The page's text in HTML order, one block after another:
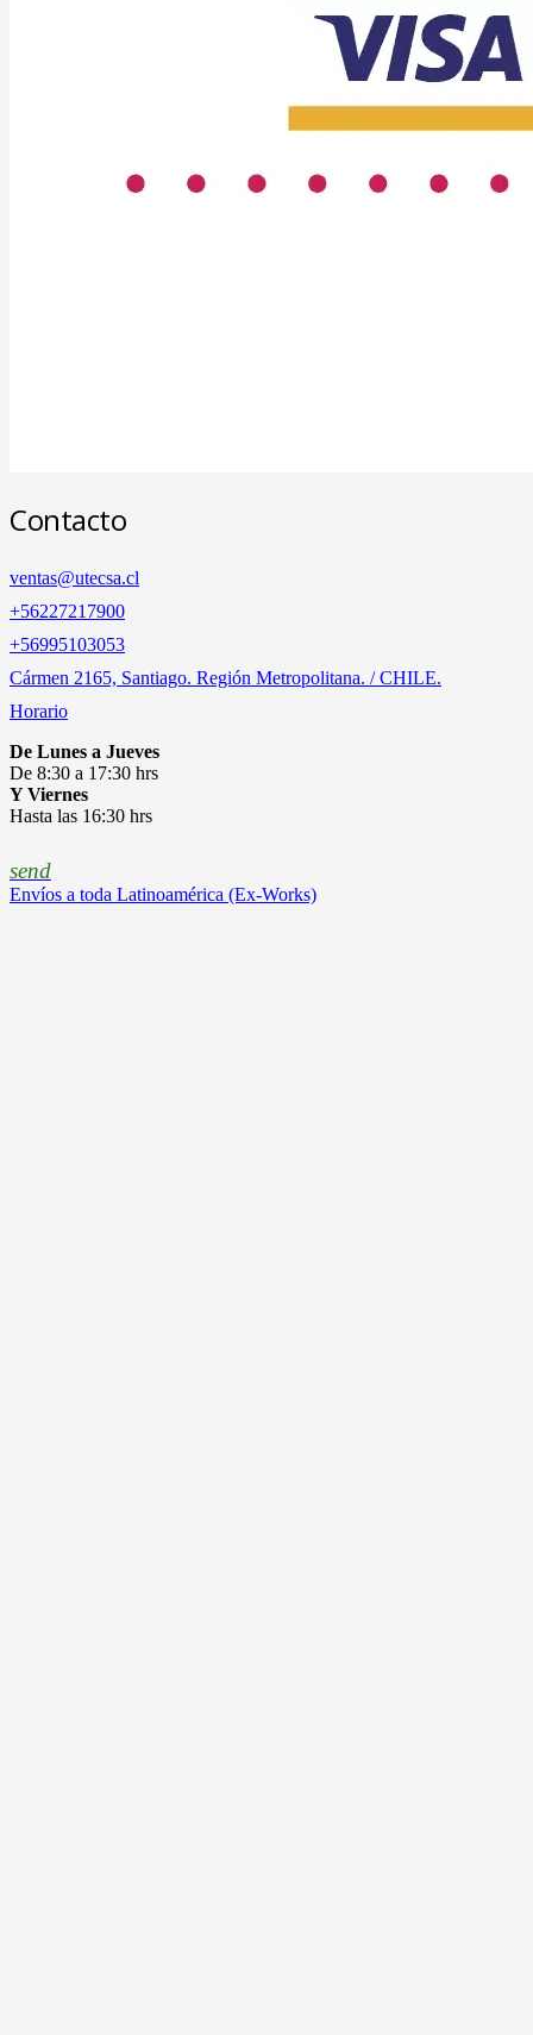
Contacto
ventas@utecsa.cl
+56227217900
‎+56995103053
Cármen 2165, Santiago. Región Metropolitana. / CHILE.
Horario
De Lunes a Jueves
De 8:30 a 17:30 hrs
Y Viernes
Hasta las 16:30 hrs
send
Envíos a toda Latinoamérica (Ex-Works)